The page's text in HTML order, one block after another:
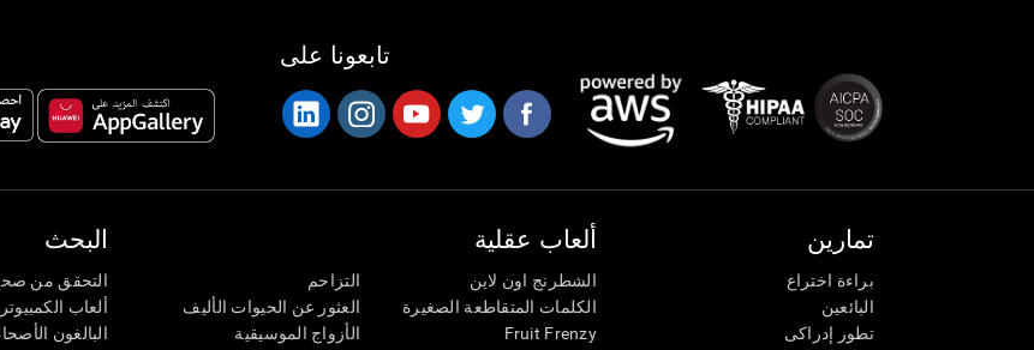
تابعونا على
البحث
التحقق من
ألعاب الكمبيوتر
البالغون
ألعاب عقلية
الشطرنج اون لاين
الكلمات المتقاطعة الصغيرة
Fruit Frenzy
التزاحم
العثور عن الحيوات الأليف
الأزواج الموسيقية
تمارين
براءة اختراع
البائعين
تطور إدراكى